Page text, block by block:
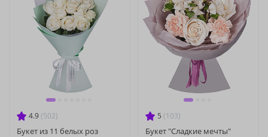
4.9 (502)
Букет из 11 белых роз
5 (103)
Букет "Сладкие мечты"